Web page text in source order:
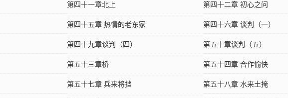
第四十一章北上 第四十二章 初心之问
第四十五章 热情的老东家 第四十六章 谈判（一）
第四十九章谈判（四） 第五十章谈判（五）
第五十三章桥 第五十四章 合作愉快
第五十七章 兵来将挡 第五十八章 水来土掩